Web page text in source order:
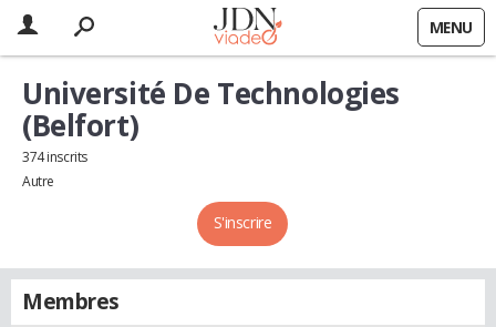
MENU
S'inscrire
Université De Technologies
(Belfort)
374 inscrits
Autre
Membres